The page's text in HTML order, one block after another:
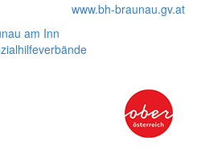
www.bh-braunau.gv.at
am Inn